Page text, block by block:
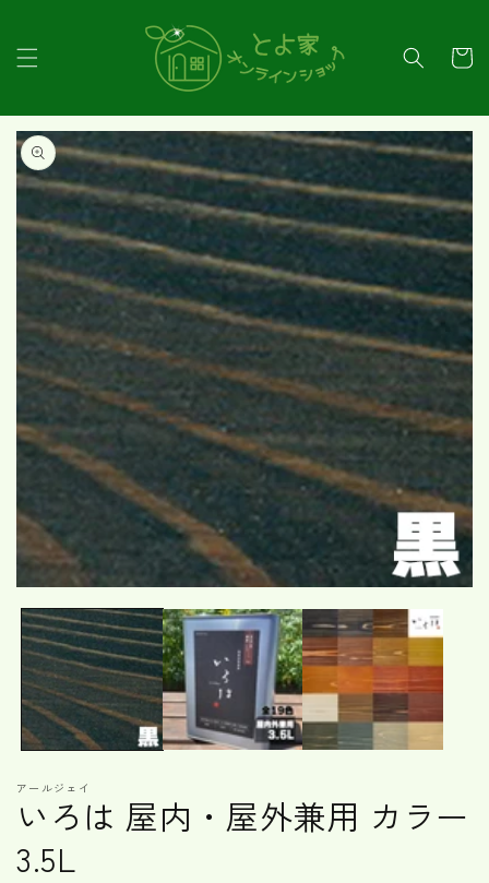
進む
ー
商品情
報にス
キップ
ー
ダ
ル
で
メ
デ
ィ
ア
を
開
く
アールジェイ
いろは 屋内・屋外兼用 カラー
3.5L